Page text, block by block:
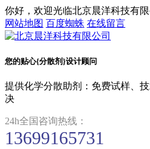
你好，欢迎光临北京晨洋科技有限
网站地图 百度蜘蛛 在线留言
您的贴心{分散剂}设计顾问
提供化学分散助剂：免费试样、
决
24h全国咨询热线：
13699165731